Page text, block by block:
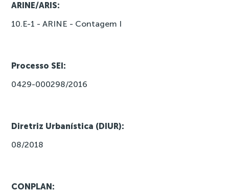
ARINE/ARIS:
10.E-1 - ARINE - Contagem I
Processo SEI:
0429-000298/2016
Diretriz Urbanística (DIUR):
08/2018
CONPLAN: